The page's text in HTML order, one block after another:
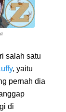
salah satu
, yaitu
pernah dia
di